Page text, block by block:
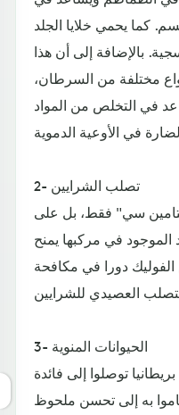
كما يحمي خلايا الجلد
بالإضافة إلى أن هذا
مختلفة من السرطان،
في التخلص من المواد
2- تصلب الشرايين
سي" فقط، بل على
الموجود في مركبها يمنح
دورا في مكافحة
3- الحيوانات المنوية
توصلوا إلى فائدة
به إلى تحسن ملحوظ